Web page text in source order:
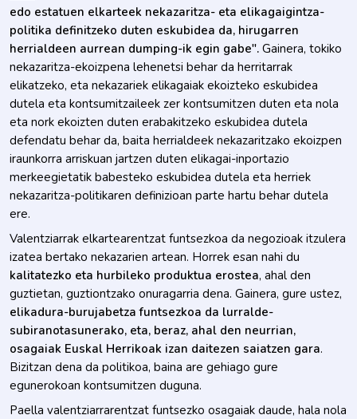
edo estatuen elkarteek nekazaritza- eta elikagaigintza-
politika definitzeko duten eskubidea da, hirugarren
herrialdeen aurrean dumping-ik egin gabe". Gainera, tokiko
nekazaritza-ekoizpena lehenetsi behar da herritarrak
elikatzeko, eta nekazariek elikagaiak ekoizteko eskubidea
dutela eta kontsumitzaileek zer kontsumitzen duten eta nola
eta nork ekoizten duten erabakitzeko eskubidea dutela
defendatu behar da, baita herrialdeek nekazaritzako ekoizpen
iraunkorra arriskuan jartzen duten elikagai-inportazio
merkeegietatik babesteko eskubidea dutela eta herriek
nekazaritza-politikaren definizioan parte hartu behar dutela
ere.
Valentziarrak elkartearentzat funtsezkoa da negozioak itzulera
izatea bertako nekazarien artean. Horrek esan nahi du
kalitatezko eta hurbileko produktua erostea, ahal den
guztietan, guztiontzako onuragarria dena. Gainera, gure ustez,
elikadura-burujabetza funtsezkoa da lurralde-
subiranotasunerako, eta, beraz, ahal den neurrian,
osagaiak Euskal Herrikoak izan daitezen saiatzen gara.
Bizitzan dena da politikoa, baina are gehiago gure
egunerokoan kontsumitzen duguna.
Paella valentziarrarentzat funtsezko osagaiak daude, hala nola